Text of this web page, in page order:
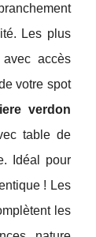
Les plus
accès
votre spot
verdon
table de
Idéal pour
! Les
les